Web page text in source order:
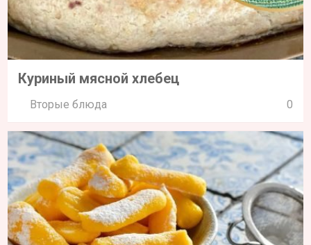
Куриный мясной хлебец
Вторые блюда 0